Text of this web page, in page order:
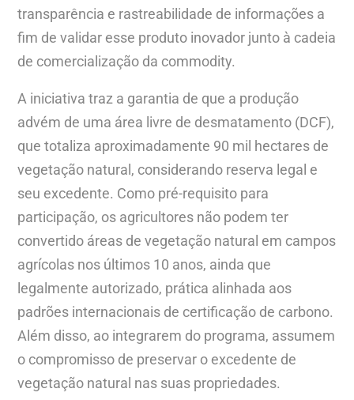
transparência e rastreabilidade de informações a
fim de validar esse produto inovador junto à cadeia
de comercialização da commodity.
A iniciativa traz a garantia de que a produção
advém de uma área livre de desmatamento (DCF),
que totaliza aproximadamente 90 mil hectares de
vegetação natural, considerando reserva legal e
seu excedente. Como pré-requisito para
participação, os agricultores não podem ter
convertido áreas de vegetação natural em campos
agrícolas nos últimos 10 anos, ainda que
legalmente autorizado, prática alinhada aos
padrões internacionais de certificação de carbono.
Além disso, ao integrarem do programa, assumem
o compromisso de preservar o excedente de
vegetação natural nas suas propriedades.